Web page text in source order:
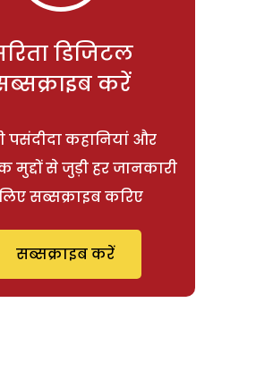
डिजिटल
करें
पसंदीदा कहानियां और
मुद्दों से जुड़ी हर जानकारी
सब्सक्राइब करिए
सब्सक्राइब करें